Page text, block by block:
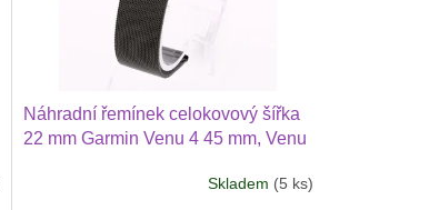
Náhradní řemínek celokovový šířka
22 mm Garmin Venu 4 45 mm, Venu
mm PRO Xiaomi GTR 47 mm a další
Skladem (5 ks)